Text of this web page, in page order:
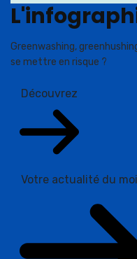
Greenwashing,
se mettre en risque ?
Découvrez
Votre actualité du